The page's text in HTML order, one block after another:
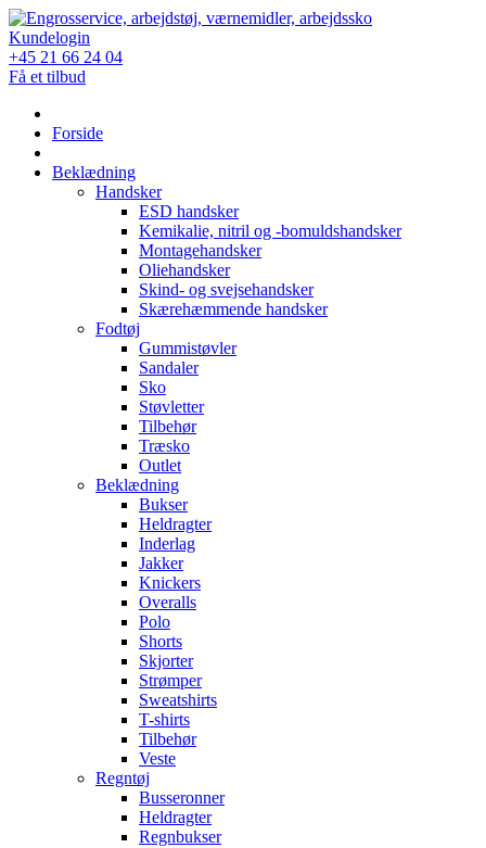
Skip
to
content
Kundelogin
+45 21 66 24 04
Få et tilbud
Forside
Beklædning
Handsker
ESD handsker
Kemikalie, nitril og -bomuldshandsker
Montagehandsker
Oliehandsker
Skind- og svejsehandsker
Skærehæmmende handsker
Fodtøj
Gummistøvler
Sandaler
Sko
Støvletter
Tilbehør
Træsko
Outlet
Beklædning
Bukser
Heldragter
Inderlag
Jakker
Knickers
Overalls
Polo
Shorts
Skjorter
Strømper
Sweatshirts
T-shirts
Tilbehør
Veste
Regntøj
Busseronner
Heldragter
Regnbukser